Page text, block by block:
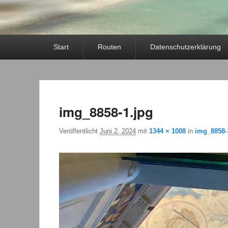
Start Routen Datenschutzerklärung
img_8858-1.jpg
Veröffentlicht Juni 2, 2024 mit 1344 × 1008 in